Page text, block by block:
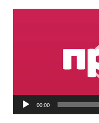
00:00